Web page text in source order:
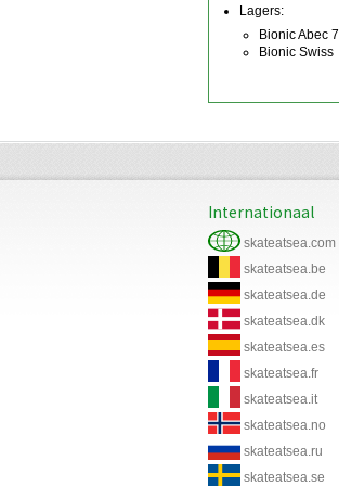
Lagers:
Bionic Abec 7
Bionic Swiss
Internationaal
skateatsea.com
skateatsea.be
skateatsea.de
skateatsea.dk
skateatsea.es
skateatsea.fr
skateatsea.it
skateatsea.no
skateatsea.ru
skateatsea.se